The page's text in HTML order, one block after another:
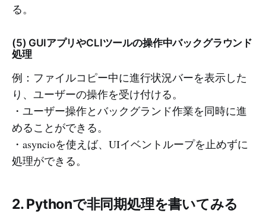
る。
(5) GUIアプリやCLIツールの操作中バックグラウンド
処理
例：ファイルコピー中に進行状況バーを表示した
り、ユーザーの操作を受け付ける。
・ユーザー操作とバックグランド作業を同時に進
めることができる。
・asyncioを使えば、UIイベントループを止めずに
処理ができる。
2. Pythonで非同期処理を書いてみる